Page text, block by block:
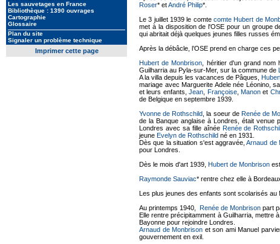
Les sauvetages en France
Bibliothèque : 1390 ouvrages
Cartographie
Glossaire
Plan du site
Signaler un problème technique
Imprimer cette page
Roser* etAndré Philip*.
Le 3 juillet 1939 le comte comte Hubert de
met à la disposition de l'OSE pour un groupe
qui abritait déjà quelques jeunes filles russes
Après la débâcle, l’OSE prend en charge ces
Hubert de Monbrison , héritier d'un grand
Guilharria au Pyla-sur-Mer, sur la commune de
A la villa depuis les vacances de Pâques,
mariage avec Marguerite Adele née Léonino,
et leurs enfants,Jean Françoise, Manonet
de Belgique en septembre 1939.
Yvonne de Rothschild , la soeur de Renée de
de la Banque anglaise à Londres, était
Londres avec sa fille aînée Renée de
jeune Evelyn de Rothschild né en 1931.
Dès que la situation s'est aggravée,Arnaud de
pour Londres.
Dès le mois d'art 1939, Hubert de Monbrison
Raymonde Sauviac* rentre chez elle à
Les plus jeunes des enfants sont scolarisés au
Au printemps 1940, Renée de Monbrison part
Elle rentre précipitamment à Guilharria, mettre
Bayonne pour rejoindre Londres.
Arnaud de Monbrison et son ami Manuel
gouvernement en exil.